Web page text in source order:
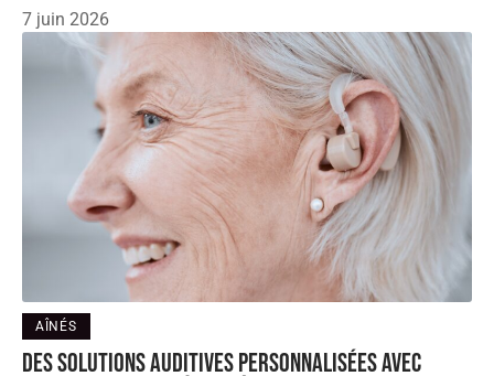
7 juin 2026
AÎNÉS
Des solutions auditives personnalisées avec